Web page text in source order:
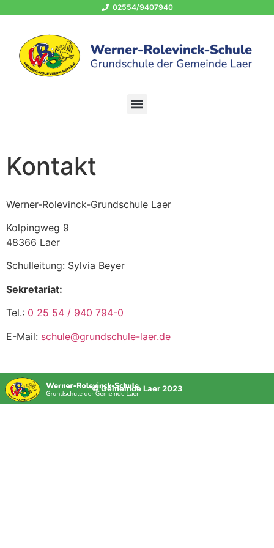
02554/9407940
Kontakt
Werner-Rolevinck-Grundschule Laer
Kolpingweg 9
48366 Laer
Schulleitung: Sylvia Beyer
Sekretariat:
Tel.: 0 25 54 / 940 794-0
E-Mail: schule@grundschule-laer.de
© Gemeinde Laer 2023